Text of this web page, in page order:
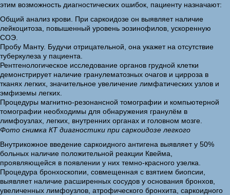
этим возможность диагностических ошибок, пациенту назначают:
Общий анализ крови. При саркоидозе он выявляет наличие
лейкоцитоза, повышенный уровень эозинофилов, ускоренную
СОЭ.
Пробу Манту. Будучи отрицательной, она укажет на отсутствие
туберкулеза у пациента.
Рентгенологическое исследование органов грудной клетки
демонстрирует наличие гранулематозных очагов и цирроза в
тканях легких, значительное увеличение лимфатических узлов и
эмфиземы легких.
Процедуры магнитно-резонансной томографии и компьютерной
томографии необходимы для обнаружения гранулём в
лимфоузлах, легких, внутренних органах и головном мозге.
Фото снимка КТ диагностики при саркоидозе легкого
Внутрикожное введение саркоидного антигена выявляет у 50%
больных наличие положительной реакции Квейма,
проявляющейся в появлении у них темно-красного узелка.
Процедура бронхоскопии, совмещенная с взятием биопсии,
выявляет наличие расширенных сосудов у основания бронхов,
увеличенных лимфоузлов, атрофического бронхита, саркоидного